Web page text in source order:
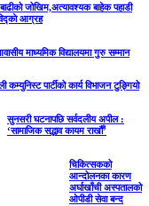
जोखिम,अत्यावश्यक बाहेक पहाडी
आग्रह
माध्यमिक विद्यालयमा गुरु सम्मान
कम्युनिस्ट पार्टीको कार्य विभाजन टुङ्गियो
सुनसरी घटनापछि सर्वदलीय अपील :
‘सामाजिक सद्भाव कायम राखौँ’
चिकित्सकको
आन्दोलनका कारण
अर्घाखाँची अस्पतालको
ओपीडी सेवा बन्द